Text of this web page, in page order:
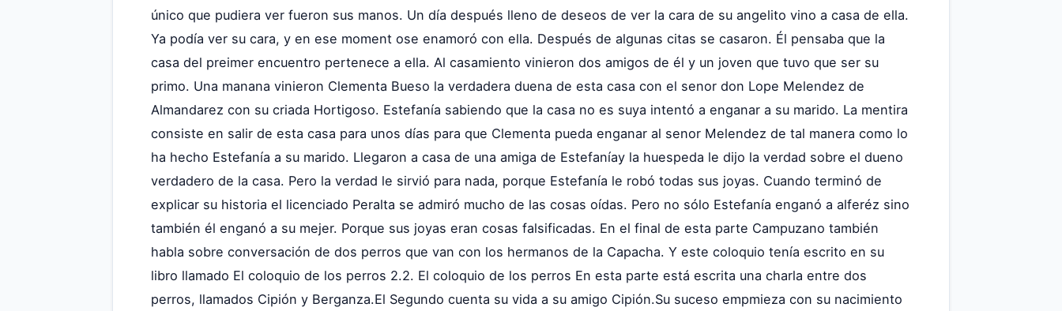
único que pudiera ver fueron sus manos. Un día después lleno de deseos de ver la cara de su angelito vino a casa de ella.
Ya podía ver su cara, y en ese moment ose enamoró con ella. Después de algunas citas se casaron. Él pensaba que la
casa del preimer encuentro pertenece a ella. Al casamiento vinieron dos amigos de él y un joven que tuvo que ser su
primo. Una manana vinieron Clementa Bueso la verdadera duena de esta casa con el senor don Lope Melendez de
Almandarez con su criada Hortigoso. Estefanía sabiendo que la casa no es suya intentó a enganar a su marido. La mentira
consiste en salir de esta casa para unos días para que Clementa pueda enganar al senor Melendez de tal manera como lo
ha hecho Estefanía a su marido. Llegaron a casa de una amiga de Estefaníay la huespeda le dijo la verdad sobre el dueno
verdadero de la casa. Pero la verdad le sirvió para nada, porque Estefanía le robó todas sus joyas. Cuando terminó de
explicar su historia el licenciado Peralta se admiró mucho de las cosas oídas. Pero no sólo Estefanía enganó a alferéz sino
también él enganó a su mejer. Porque sus joyas eran cosas falsificadas. En el final de esta parte Campuzano también
habla sobre conversación de dos perros que van con los hermanos de la Capacha. Y este coloquio tenía escrito en su
libro llamado El coloquio de los perros 2.2. El coloquio de los perros En esta parte está escrita una charla entre dos
perros, llamados Cipión y Berganza.El Segundo cuenta su vida a su amigo Cipión.Su suceso empmieza con su nacimiento